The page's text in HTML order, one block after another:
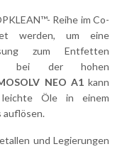
Reihe im Co-
werden, um eine
zum Entfetten
bei der hohen
NEO A1kann
Öle in einem
auflösen.
und Legierungen